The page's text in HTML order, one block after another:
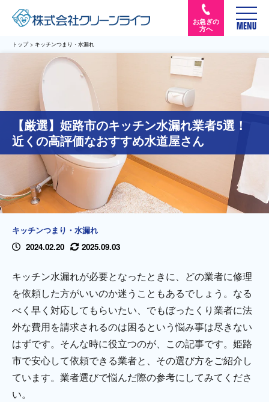
お急ぎの
方へ
MENU
トップ > キッチンつまり・水漏れ
【厳選】姫路市のキッチン水漏れ業者5選！
近くの高評価なおすすめ水道屋さん
キッチンつまり・水漏れ
2024.02.20
2025.09.03
キッチン水漏れが必要となったときに、どの業者に修理
を依頼した方がいいのか迷うこともあるでしょう。なる
べく早く対応してもらいたい、でもぼったくり業者に法
外な費用を請求されるのは困るという悩み事は尽きない
はずです。そんな時に役立つのが、この記事です。姫路
市で安心して依頼できる業者と、その選び方をご紹介し
ています。業者選びで悩んだ際の参考にしてみてくださ
い。